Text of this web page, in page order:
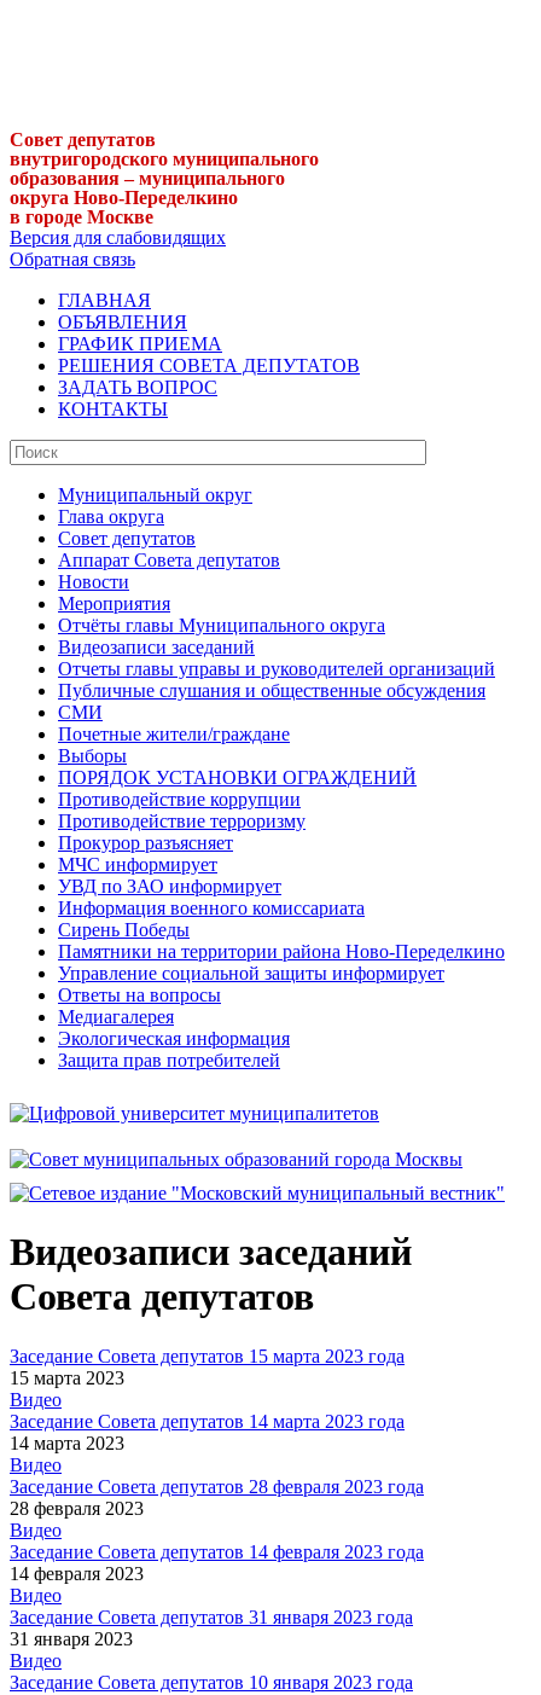
Совет депутатов
внутригородского муниципального
образования – муниципального
округа Ново-Переделкино
в городе Москве
Версия для слабовидящих
Обратная связь
ГЛАВНАЯ
ОБЪЯВЛЕНИЯ
ГРАФИК ПРИЕМА
РЕШЕНИЯ СОВЕТА ДЕПУТАТОВ
ЗАДАТЬ ВОПРОС
КОНТАКТЫ
Муниципальный округ
Глава округа
Совет депутатов
Аппарат Совета депутатов
Новости
Мероприятия
Отчёты главы Муниципального округа
Видеозаписи заседаний
Отчеты главы управы и руководителей организаций
Публичные слушания и общественные обсуждения
СМИ
Почетные жители/граждане
Выборы
ПОРЯДОК УСТАНОВКИ ОГРАЖДЕНИЙ
Противодействие коррупции
Противодействие терроризму
Прокурор разъясняет
МЧС информирует
УВД по ЗАО информирует
Информация военного комиссариата
Сирень Победы
Памятники на территории района Ново-Переделкино
Управление социальной защиты информирует
Ответы на вопросы
Медиагалерея
Экологическая информация
Защита прав потребителей
Видеозаписи заседаний
Совета депутатов
Заседание Совета депутатов 15 марта 2023 года
15 марта 2023
Видео
Заседание Совета депутатов 14 марта 2023 года
14 марта 2023
Видео
Заседание Совета депутатов 28 февраля 2023 года
28 февраля 2023
Видео
Заседание Совета депутатов 14 февраля 2023 года
14 февраля 2023
Видео
Заседание Совета депутатов 31 января 2023 года
31 января 2023
Видео
Заседание Совета депутатов 10 января 2023 года